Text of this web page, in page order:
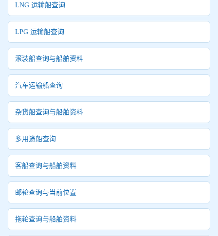
LNG 运输船查询
LPG 运输船查询
滚装船查询与船舶资料
汽车运输船查询
杂货船查询与船舶资料
多用途船查询
客船查询与船舶资料
邮轮查询与当前位置
拖轮查询与船舶资料